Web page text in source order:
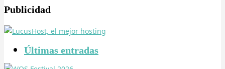
Publicidad
Últimas entradas